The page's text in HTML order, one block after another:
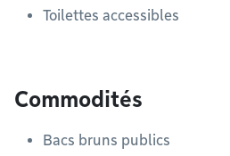
Toilettes accessibles
Commodités
Bacs bruns publics